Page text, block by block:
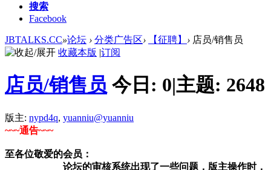
搜索
Facebook
JBTALKS.CC»论坛 › 分类广告区› 【征聘】 › 店员/销售员
收藏本版 |订阅
店员/销售员 今日: 0|主题: 2648
版主: nypd4q, yuanniu@yuanniu
~~~通告~~~
至各位敬爱的会员：
论坛的审核系统出现了一些问题，版主操作时，